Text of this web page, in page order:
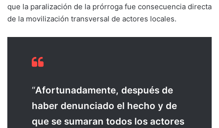
que la paralización de la prórroga fue consecuencia directa
de la movilización transversal de actores locales.
“Afortunadamente, después de
haber denunciado el hecho y de
que se sumaran todos los actores